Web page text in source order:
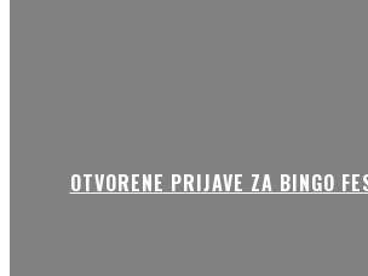
OTVORENE PRIJAVE ZA BINGO